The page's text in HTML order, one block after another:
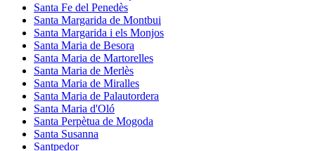
Santa Fe del Penedès
Santa Margarida de Montbui
Santa Margarida i els Monjos
Santa Maria de Besora
Santa Maria de Martorelles
Santa Maria de Merlès
Santa Maria de Miralles
Santa Maria de Palautordera
Santa Maria d'Oló
Santa Perpètua de Mogoda
Santa Susanna
Santpedor